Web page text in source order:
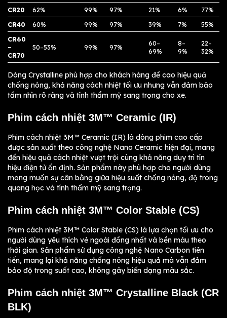
CR20 62% 99% 97% 21% 6%
77%
CR40
60% 99% 97% 39% 7%
55%
CR60
–
CR70
50–53% 99% 97%
60–
69%
8–
9%
22–
32%
Dòng Crystalline phù hợp cho khách hàng đề cao hiệu quả
chống nóng, khả năng cách nhiệt tối ưu nhưng vẫn đảm bảo
tầm nhìn rõ ràng và tính thẩm mỹ sang trọng cho xe.
Phim cách nhiệt 3M™ Ceramic (IR)
Phim cách nhiệt 3M™ Ceramic (IR) là dòng phim cao cấp
được sản xuất theo công nghệ Nano Ceramic hiện đại, mang
đến hiệu quả cách nhiệt vượt trội cùng khả năng duy trì tín
hiệu điện tử ổn định. Sản phẩm này phù hợp cho người dùng
mong muốn sự cân bằng giữa hiệu suất chống nóng, độ trong
quang học và tính thẩm mỹ sang trọng.
Phim cách nhiệt 3M™ Color Stable (CS)
Phim cách nhiệt 3M™ Color Stable (CS) là lựa chọn tối ưu cho
người dùng yêu thích vẻ ngoài đồng nhất và bền màu theo
thời gian. Sản phẩm sử dụng công nghệ Nano Carbon tiên
tiến, mang lại khả năng chống nóng hiệu quả mà vẫn đảm
bảo độ trong suốt cao, không gây biến dạng màu sắc.
Phim cách nhiệt 3M™ Crystalline Black (CR
BLK)